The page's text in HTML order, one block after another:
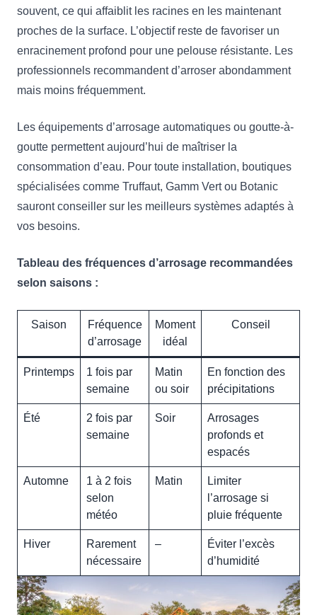
souvent, ce qui affaiblit les racines en les maintenant
proches de la surface. L’objectif reste de favoriser un
enracinement profond pour une pelouse résistante. Les
professionnels recommandent d’arroser abondamment
mais moins fréquemment.
Les équipements d’arrosage automatiques ou goutte-à-
goutte permettent aujourd’hui de maîtriser la
consommation d’eau. Pour toute installation, boutiques
spécialisées comme Truffaut, Gamm Vert ou Botanic
sauront conseiller sur les meilleurs systèmes adaptés à
vos besoins.
Tableau des fréquences d’arrosage recommandées
selon saisons :
Saison
Fréquence
d’arrosage
Moment
idéal
Conseil
Printemps
1 fois par
semaine
Matin
ou soir
En fonction des
précipitations
Été
2 fois par
semaine
Soir
Arrosages
profonds et
espacés
Automne
1 à 2 fois
selon
météo
Matin
Limiter
l’arrosage si
pluie fréquente
Hiver
Rarement
nécessaire
–
Éviter l’excès
d’humidité